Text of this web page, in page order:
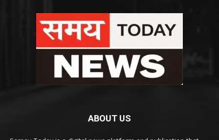
ABOUT US